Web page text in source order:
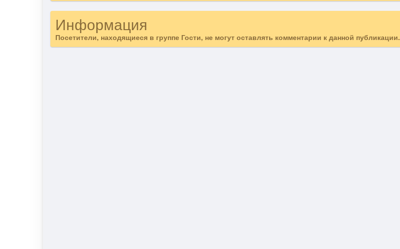
Информация
Посетители, находящиеся в группе Гости, не могут оставлять комментарии к данной публикации.